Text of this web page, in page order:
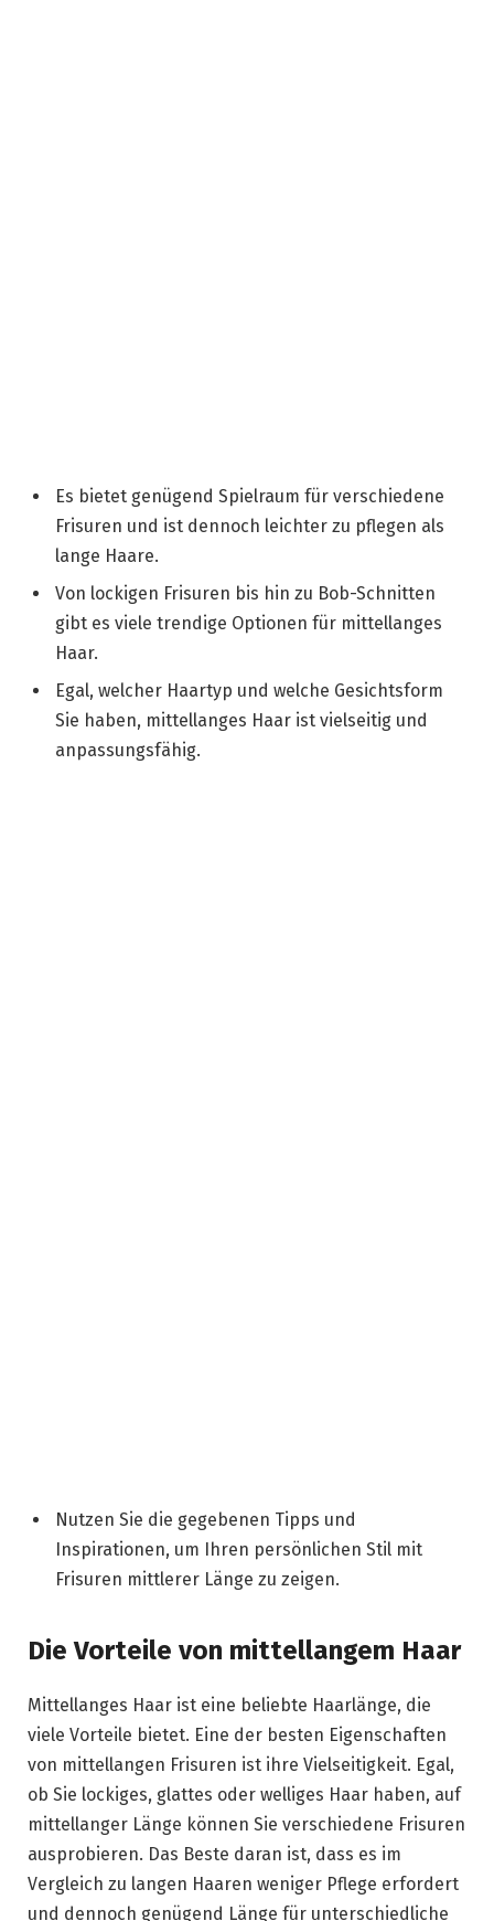
Es bietet genügend Spielraum für verschiedene
Frisuren und ist dennoch leichter zu pflegen als
lange Haare.
Von lockigen Frisuren bis hin zu Bob-Schnitten
gibt es viele trendige Optionen für mittellanges
Haar.
Egal, welcher Haartyp und welche Gesichtsform
Sie haben, mittellanges Haar ist vielseitig und
anpassungsfähig.
Nutzen Sie die gegebenen Tipps und
Inspirationen, um Ihren persönlichen Stil mit
Frisuren mittlerer Länge zu zeigen.
Die Vorteile von mittellangem Haar
Mittellanges Haar ist eine beliebte Haarlänge, die
viele Vorteile bietet. Eine der besten Eigenschaften
von mittellangen Frisuren ist ihre Vielseitigkeit. Egal,
ob Sie lockiges, glattes oder welliges Haar haben, auf
mittellanger Länge können Sie verschiedene Frisuren
ausprobieren. Das Beste daran ist, dass es im
Vergleich zu langen Haaren weniger Pflege erfordert
und dennoch genügend Länge für unterschiedliche